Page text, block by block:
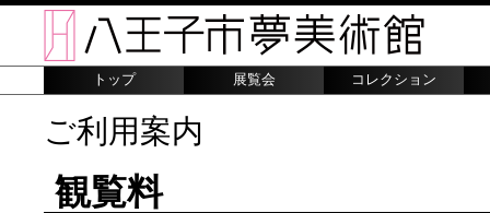
トップ 展覧会 コレクション
ご利用案内
観覧料